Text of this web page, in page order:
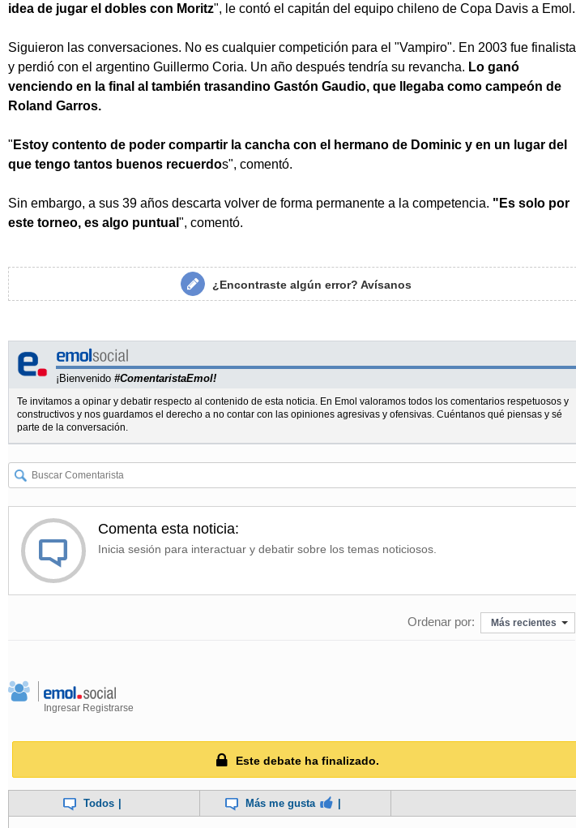
idea de jugar el dobles con Moritz", le contó el capitán del equipo chileno de Copa Davis a Emol.
Siguieron las conversaciones. No es cualquier competición para el "Vampiro". En 2003 fue finalista
y perdió con el argentino Guillermo Coria. Un año después tendría su revancha. Lo ganó
venciendo en la final al también trasandino Gastón Gaudio, que llegaba como campeón de
Roland Garros.
" Estoy contento de poder compartir la cancha con el hermano de Dominic y en un lugar del
que tengo tantos buenos recuerdos", comentó.
Sin embargo, a sus 39 años descarta volver de forma permanente a la competencia. "Es solo por
este torneo, es algo puntual ", comentó.
¿Encontraste algún error?Avísanos
¡Bienvenido #ComentaristaEmol!
Te invitamos a opinar y debatir respecto al contenido de esta noticia. En Emol valoramos todos los comentarios respetuosos y
constructivos y nos guardamos el derecho a no contar con las opiniones agresivas y ofensivas. Cuéntanos qué piensas y sé
parte de la conversación.
Comenta esta noticia:
Inicia sesión para interactuar y debatir sobre los temas noticiosos.
Ordenar por: Más recientes
Ingresar Registrarse
Este debate ha finalizado.
Todos Más me gusta